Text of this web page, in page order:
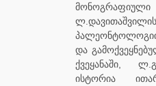
და
ქვეყანაში,
ისტორია